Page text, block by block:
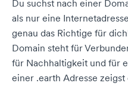
Du suchst nach einer
als nur eine
genau das Richtige für
Domain steht für
für Nachhaltigkeit und für
einer .earth Adresse